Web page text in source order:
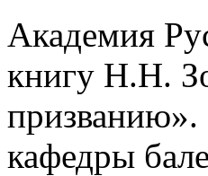
Академия
книгу Н.Н.
кафедры